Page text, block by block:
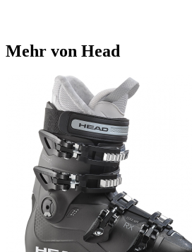
Mehr von Head